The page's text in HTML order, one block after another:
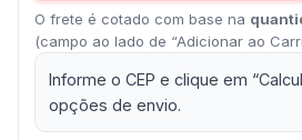
O frete é cotado com base na
(campo ao lado de “Adicionar ao
Informe o CEP e clique em
opções de envio.